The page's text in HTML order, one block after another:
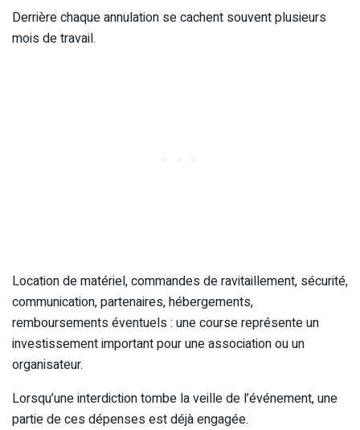
Derrière chaque annulation se cachent souvent plusieurs
mois de travail.
Location de matériel, commandes de ravitaillement, sécurité,
communication, partenaires, hébergements,
remboursements éventuels : une course représente un
investissement important pour une association ou un
organisateur.
Lorsqu’une interdiction tombe la veille de l’événement, une
partie de ces dépenses est déjà engagée.